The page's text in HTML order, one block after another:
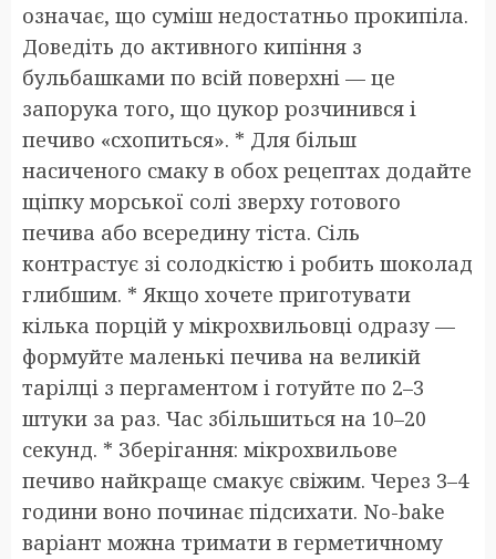
означає, що суміш недостатньо прокипіла.
Доведіть до активного кипіння з
бульбашками по всій поверхні — це
запорука того, що цукор розчинився і
печиво «схопиться». * Для більш
насиченого смаку в обох рецептах додайте
щіпку морської солі зверху готового
печива або всередину тіста. Сіль
контрастує зі солодкістю і робить шоколад
глибшим. * Якщо хочете приготувати
кілька порцій у мікрохвильовці одразу —
формуйте маленькі печива на великій
тарілці з пергаментом і готуйте по 2–3
штуки за раз. Час збільшиться на 10–20
секунд. * Зберігання: мікрохвильове
печиво найкраще смакує свіжим. Через 3–4
години воно починає підсихати. No-bake
варіант можна тримати в герметичному